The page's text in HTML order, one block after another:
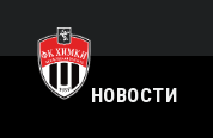
НОВОСТИ